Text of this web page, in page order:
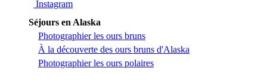
Instagram
Séjours en Alaska
Photographier les ours bruns
À la découverte des ours bruns d'Alaska
Photographier les ours polaires